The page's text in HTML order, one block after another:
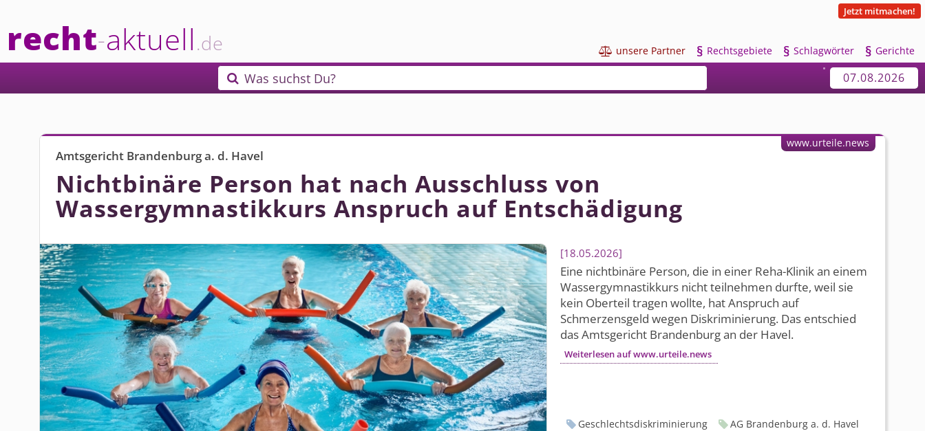
recht-aktuell.de
Jetzt mitmachen!
 unsere Partner § Rechtsgebiete § Schlagwörter § Gerichte
 Was suchst Du? 07.08.2026
Amtsgericht Brandenburg a. d. Havel
Nichtbinäre Person hat nach Ausschluss von
Wassergymnastikkurs Anspruch auf Entschädigung
18.05.2026
Eine nichtbinäre Person, die in einer Reha-Klinik an einem
Wassergymnastikkurs nicht teilnehmen durfte, weil sie
kein Oberteil tragen wollte, hat Anspruch auf
Schmerzensgeld wegen Diskriminierung. Das entschied
das Amtsgericht Brandenburg an der Havel.
Weiterlesen auf www.urteile.news
www.urteile.news
Geschlechtsdiskriminierung
AG Brandenburg a. d. Havel